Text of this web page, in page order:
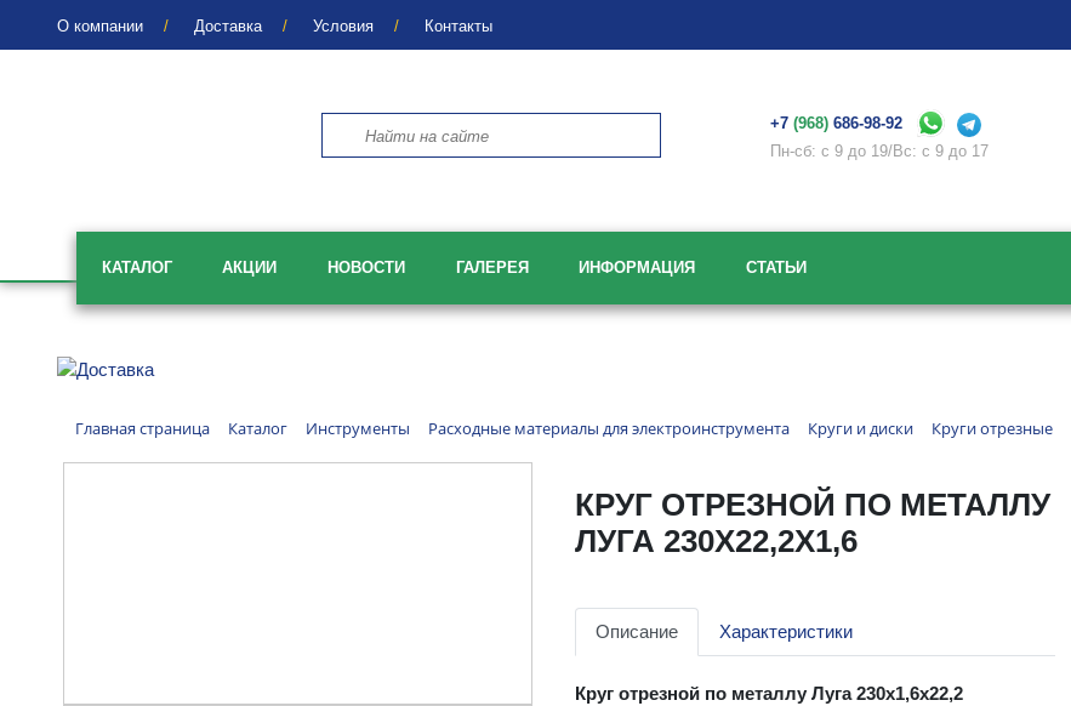
О компании Доставка Условия Контакты
+7(968) 686-98-92
Пн-сб: с 9 до 19/Вс: с 9 до 17
КАТАЛОГ АКЦИИ НОВОСТИ ГАЛЕРЕЯ ИНФОРМАЦИЯ СТАТЬИ
Главная страница Каталог Инструменты Расходные материалы для электроинструмента Круги и диски Круги отрезные
КРУГ ОТРЕЗНОЙ ПО МЕТАЛЛУ
ЛУГА 230Х22,2Х1,6
Описание Характеристики
Круг отрезной по металлу Луга 230х1,6х22,2